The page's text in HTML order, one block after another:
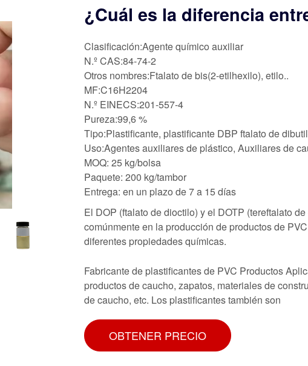
¿Cuál es la diferencia
Clasificación:Agente químico auxiliar
N.º CAS:84-74-2
Otros nombres:Ftalato de bis(2-etilhexilo), etilo..
MF:C16H2204
N.º EINECS:201-557-4
Pureza:99,6 %
Tipo:Plastificante, plastificante DBP ftalato de
Uso:Agentes auxiliares de plástico, Auxiliares de
MOQ: 25 kg/bolsa
Paquete: 200 kg/tambor
Entrega: en un plazo de 7 a 15 días
El DOP (ftalato de dioctilo) y el DOTP (tereftalato
comúnmente en la producción de productos de
diferentes propiedades químicas.
Fabricante de plastificantes de PVC Productos
productos de caucho, zapatos, materiales de
de caucho, etc. Los plastificantes también son
OBTENER PRECIO